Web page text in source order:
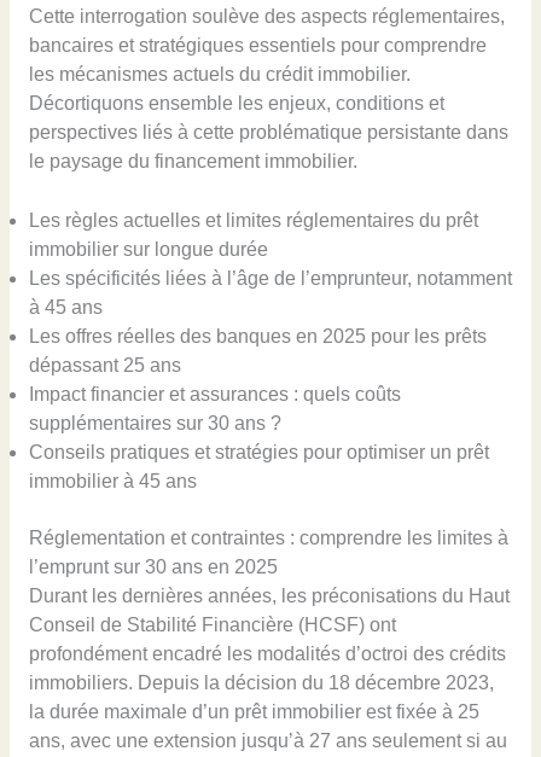
Cette interrogation soulève des aspects réglementaires,
bancaires et stratégiques essentiels pour comprendre
les mécanismes actuels du crédit immobilier.
Décortiquons ensemble les enjeux, conditions et
perspectives liés à cette problématique persistante dans
le paysage du financement immobilier.
Les règles actuelles et limites réglementaires du prêt
immobilier sur longue durée
Les spécificités liées à l’âge de l’emprunteur, notamment
à 45 ans
Les offres réelles des banques en 2025 pour les prêts
dépassant 25 ans
Impact financier et assurances : quels coûts
supplémentaires sur 30 ans ?
Conseils pratiques et stratégies pour optimiser un prêt
immobilier à 45 ans
Réglementation et contraintes : comprendre les limites à
l’emprunt sur 30 ans en 2025
Durant les dernières années, les préconisations du Haut
Conseil de Stabilité Financière (HCSF) ont
profondément encadré les modalités d’octroi des crédits
immobiliers. Depuis la décision du 18 décembre 2023,
la durée maximale d’un prêt immobilier est fixée à 25
ans, avec une extension jusqu’à 27 ans seulement si au